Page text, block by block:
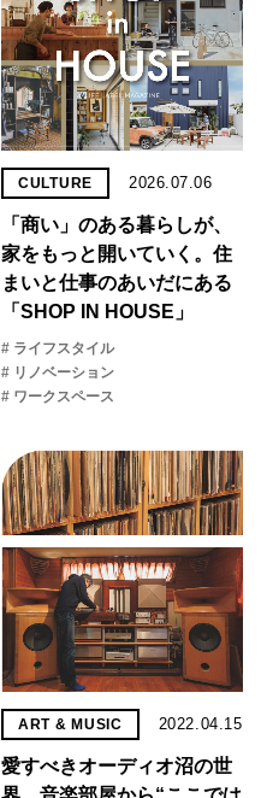
CULTURE 2026.07.06
「商い」の​ある​暮らしが、​
家を​もっと​開いていく。​住
まいと​仕事の​あいだに​ある​
「SHOP IN HOUSE」
# ライフスタイル
# リノベーション
# ワークスペース
ART & MUSIC 2022.04.15
愛すべきオーディオ沼の世